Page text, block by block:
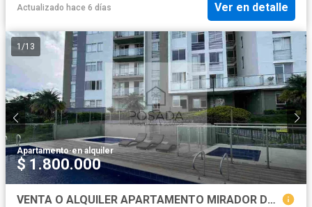
Actualizado hace 6 días Ver en detalle
1 /13
Apartamento·en alquiler
$ 1.800.000
VENTA O ALQUILER APARTAMENTO MIRADOR DE LOS OCOBOS ARMENIA QUINDÍO